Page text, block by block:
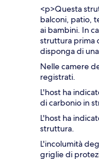
<p>Questa
balconi, patio,
ai bambini. In
struttura prima
disponga di
Nelle camere
registrati.
L'host ha
di carbonio in
L'host ha
struttura.
L'incolumità
griglie di